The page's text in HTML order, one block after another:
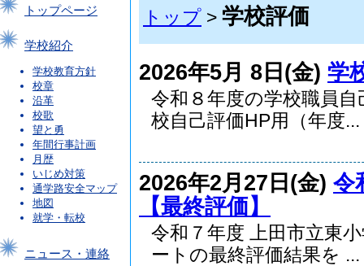
トップページ
学校紹介
学校教育方針
校章
沿革
校歌
望と勇
年間行事計画
月歴
いじめ対策
通学路安全マップ
地図
就学・転校
ニュース・連絡
トップ > 学校評価
2026年5月 8日(金) 学
令和８年度の学校職員
校自己評価HP用（年度...
2026年2月27日(金) 令
【最終評価】
令和７年度 上田市立東
ートの最終評価結果を ...